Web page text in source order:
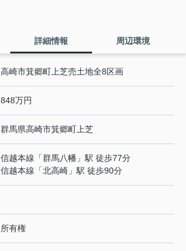
詳細情報 周辺環境
高崎市箕郷町上芝売土地全8区画
848万円
群馬県高崎市箕郷町上芝
信越本線 「群馬八幡 」駅 徒歩77分
信越本線 「北高崎 」駅 徒歩90分
所有権